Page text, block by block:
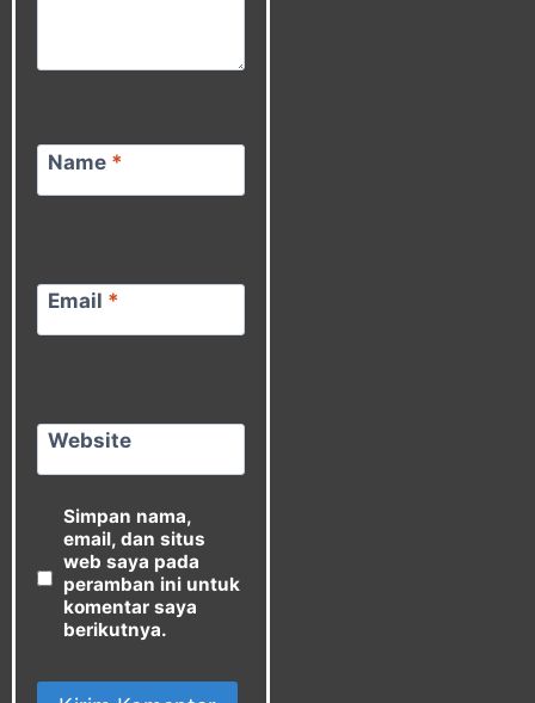
Name *
Email *
Website
Simpan nama,
email, dan situs
web saya pada
peramban ini untuk
komentar saya
berikutnya.